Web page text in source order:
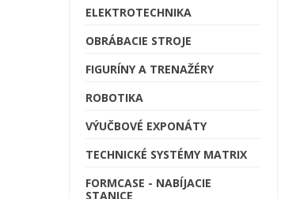
ELEKTROTECHNIKA
OBRÁBACIE STROJE
FIGURÍNY A TRENAŽÉRY
ROBOTIKA
VÝUČBOVÉ EXPONÁTY
TECHNICKÉ SYSTÉMY MATRIX
FORMCASE - NABÍJACIE
STANICE